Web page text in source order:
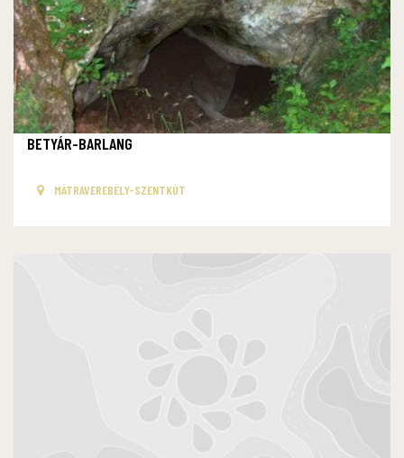
BETYÁR-BARLANG
MÁTRAVEREBÉLY-SZENTKÚT